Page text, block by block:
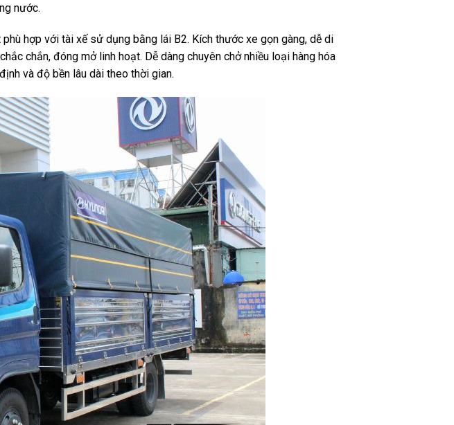
nước.
hợp với tài xế sử dụng bằng lái B2. Kích thước xe gọn gàng, dễ di
chắn, đóng mở linh hoạt. Dễ dàng chuyên chở nhiều loại hàng hóa
và độ bền lâu dài theo thời gian.